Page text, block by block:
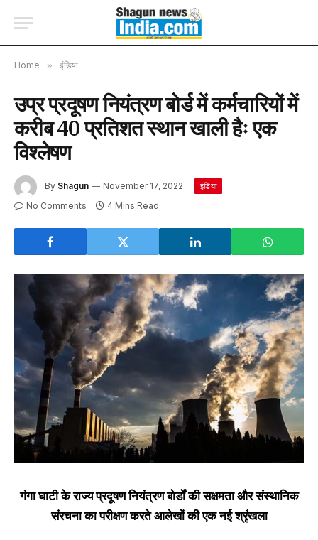
Home » इंडिया
उप्र प्रदूषण नियंत्रण बोर्ड में कर्मचारियों में
करीब 40 प्रतिशत स्थान खाली हैः एक
विश्लेषण
By Shagun November 17, 2022 इंडिया
No Comments 4 Mins Read
गंगा घाटी के राज्य प्रदूषण नियंत्रण बोर्डों की सक्षमता और संस्थानिक
संरचना का परीक्षण करते आलेखों की एक नई श्रृंखला